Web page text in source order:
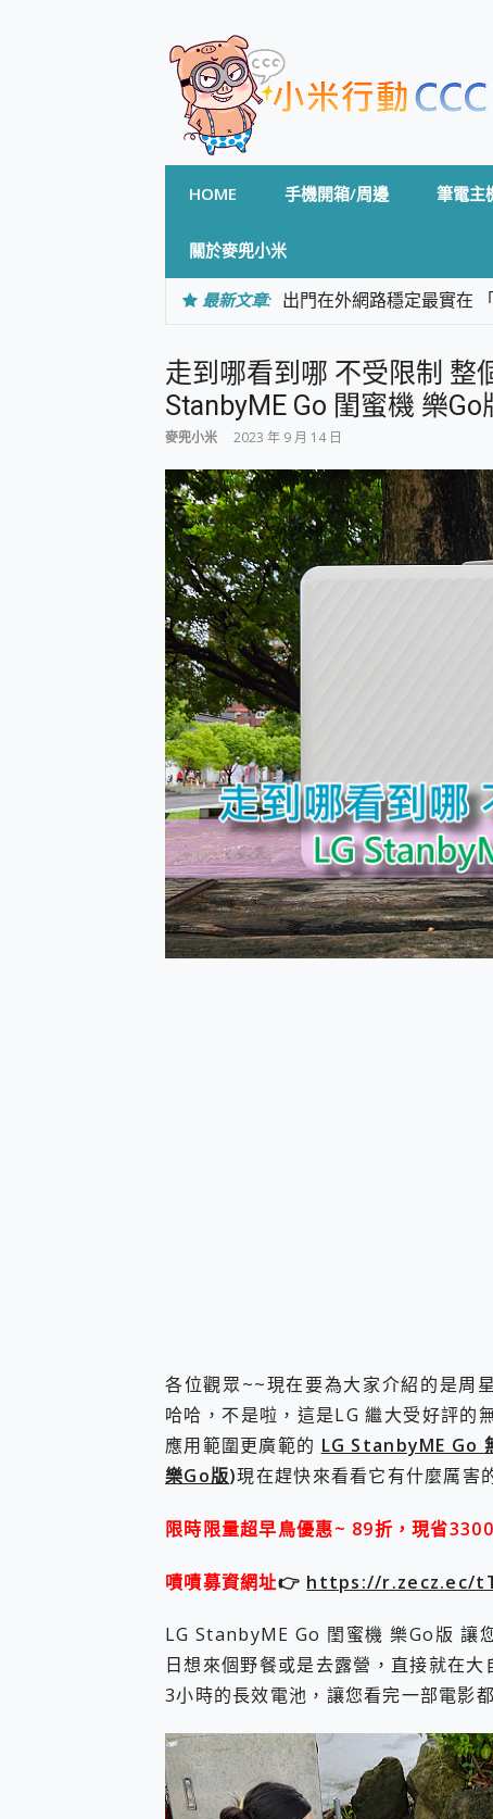
HOME 手機開箱/周邊 筆電主
關於麥兜小米
最新文章: 出門在外網路穩定最實在
專為 PC上的 XBOX和掌機
台灣製攝影機在這裡，
測
電力超超超持久 MSI 微星
超懂拍、耐用 AI 街拍機~
防窺黑科技 Galaxy S26
AI 支付 一錶搞定大小事
超驚艷 讓人一眼就愛上
美到讓人超想擁有 moto
好用的 EaseUS Partition
一鍵修復模糊影片、舊照
小朋友才做選擇 投影機
式生活新體驗
外型超吸晴~ 給您絕佳操
開箱~變身「蜘蛛人」椅子
iPhone 17 系列 有認證的
DJI Osmo Pocket 3 爽爽
小巧好吸不擋鏡頭 有Qi2
會走動的冷暖氣 SONY
寶可夢飛人外掛iToolab
百倍變焦實測~ vivo X200
超好用的 PLAUD NotePin
COMPUTEX 2025 來囉！
自帶線的 有線無線都能充
飛利浦 JS7310 ⚡【電急
是螢幕也是電視! 一機超
iPhone、Apple Watch、
動靜皆宜「HUAWEI
EaseUS Vocal Remover
3 個超值 MHN 飛人工具
小體積 40000mAh 超大容
97.3% 恢復率，資料救援
Xiaomi 14 Ultra 開箱 評測
vivo TWS 3e 真無線藍牙
MSI Claw 掌機專屬配件包
人像旗艦 vivo V30 系列 開
多個願望一次滿足 超強散
一吸完美對位 擁有超強吸
OPPO 哈蘇 300mm 專業
Motorola edge 70 pro 及
ASUS Pad 全面應援 Me
走到哪看到哪 不受限制 整
StanbyME Go 閨蜜機 樂Go
麥兜小米 2023 年 9 月 14 日
各位觀眾~~現在要為大家介紹的是周
哈哈，不是啦，這是LG 繼大受好評
應用範圍更廣範的 LG StanbyME Go
樂Go版)現在趕快來看看它有什麼厲害
限時限量超早鳥優惠~ 89折，現省
嘖嘖募資網址👉 https://r.zecz.ec/
LG StanbyME Go 閨蜜機 樂Go版 讓
日想來個野餐或是去露營，直接就在
3小時的長效電池，讓您看完一部電影